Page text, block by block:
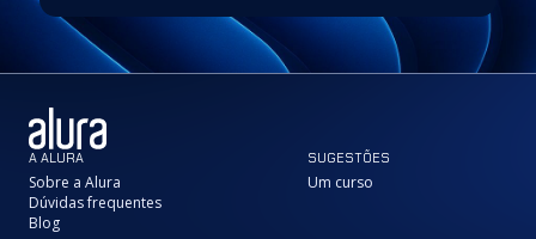
A ALURA
Sobre a Alura
Dúvidas frequentes
Blog
SUGESTÕES
Um curso